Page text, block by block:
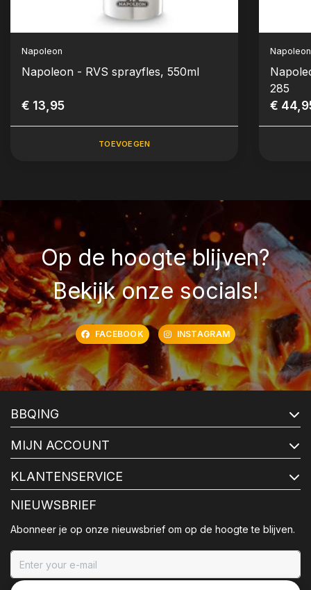
Napoleon
Napoleon - RVS sprayfles, 550ml
€ 13,95
TOEVOEGEN
Napoleon
285
€
Op de hoogte blijven?
Bekijk onze socials!
FACEBOOK INSTAGRAM
BBQING
MIJN ACCOUNT
KLANTENSERVICE
NIEUWSBRIEF
Abonneer je op onze nieuwsbrief om op de hoogte te blijven.